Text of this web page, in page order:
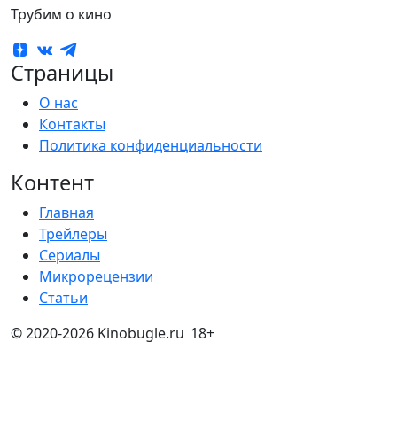
Трубим о кино
Страницы
О нас
Контакты
Политика конфиденциальности
Контент
Главная
Трейлеры
Сериалы
Микрорецензии
Статьи
© 2020-2026 Kinobugle.ru 18+